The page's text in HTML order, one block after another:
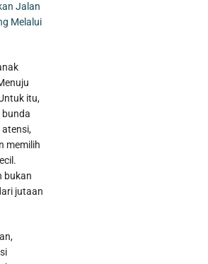
Ingatkan Mahasiswa Tidak Hanya Unggul
Beretika dan Sadar Hukum
Jalan
Melalui
itu,
bunda
memilih
bukan
jutaan